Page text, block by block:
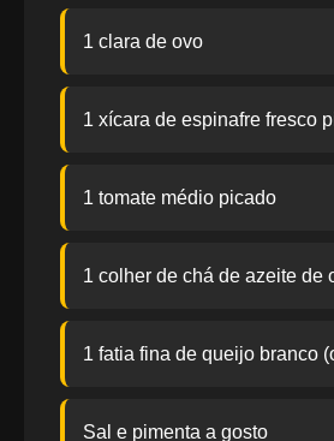
1 clara de ovo
1 xícara de espinafre fresco
1 tomate médio picado
1 colher de chá de azeite de
1 fatia fina de queijo branco
Sal e pimenta a gosto